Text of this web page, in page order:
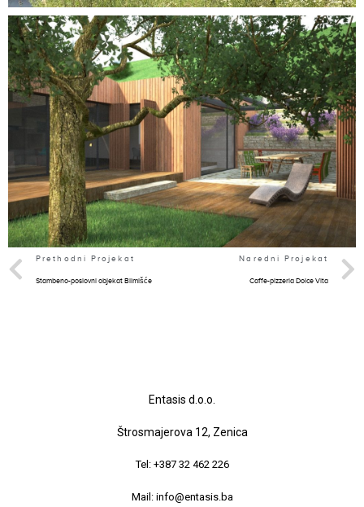
Prethodni Projekat
Stambeno-poslovni objekat Bilmišće
Naredni Projekat
Caffe-pizzeria Dolce Vita
Entasis d.o.o.
Štrosmajerova 12, Zenica
Tel: +387 32 462 226
Mail: info@entasis.ba